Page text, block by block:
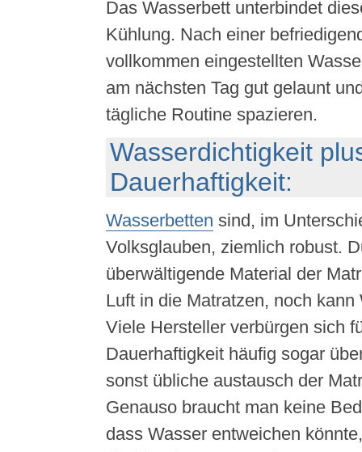
Das Wasserbett unterbindet
Kühlung. Nach einer
vollkommen eingestellten
am nächsten Tag gut gelaunt
tägliche Routine spazieren.
Wasserdichtigkeit
Dauerhaftigkeit:
Wasserbetten sind, im
Volksglauben, ziemlich robust.
überwältigende Material der
Luft in die Matratzen, noch kann
Viele Hersteller verbürgen sich
Dauerhaftigkeit häufig sogar
sonst übliche austausch der
Genauso braucht man keine
dass Wasser entweichen